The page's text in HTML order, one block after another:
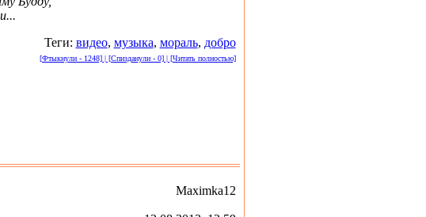
Теги: видео, музыка, мораль, добро
[Фтыкнули - 1248] | [Спизданули - 0] | [Читать полностью]
Maximka12